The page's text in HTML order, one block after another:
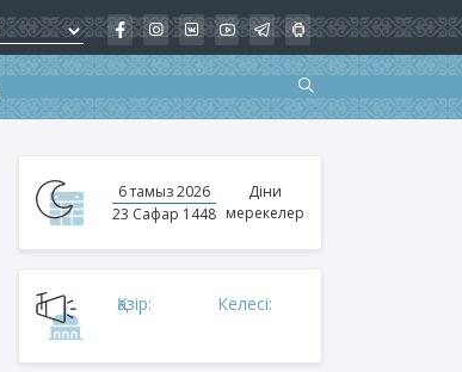
6 тамыз 2026
23 Сафар 1448
Діни
мерекелер
Қазір: Келесі: